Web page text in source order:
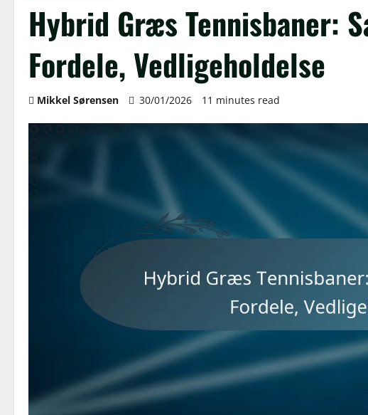
Hybrid Græs Tennisbaner:
Fordele, Vedligeholdelse
Mikkel Sørensen 30/01/2026 11 minutes read